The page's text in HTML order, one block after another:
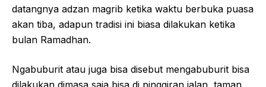
datangnya adzan magrib ketika waktu berbuka puasa
akan tiba, adapun tradisi ini biasa dilakukan ketika
bulan Ramadhan.
Ngabuburit atau juga bisa disebut mengabuburit bisa
dilakukan dimasa saja bisa di pinggiran jalan, taman,